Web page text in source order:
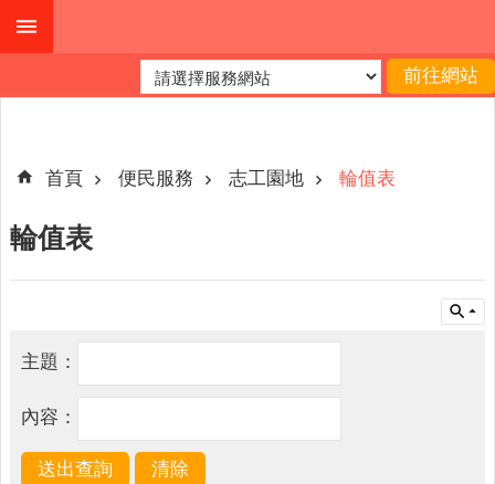
跳到主要內容區塊
階
公
布
關
於
們
首頁 便民服務 志工園地 輪值表
輪值表
主題：
內容：